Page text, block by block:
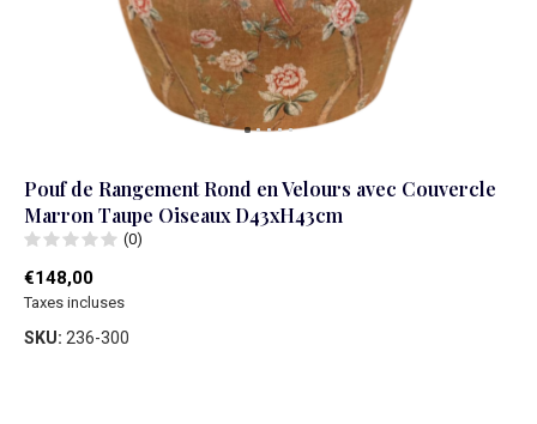
Pouf de Rangement Rond en Velours avec Couvercle
Marron Taupe Oiseaux D43xH43cm
(0)
€148,00
Taxes incluses
SKU: 236-300